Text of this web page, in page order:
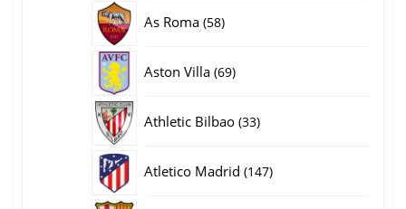
As Roma 5858
Aston Villa 6969
Athletic Bilbao 3333
Atletico Madrid 147147